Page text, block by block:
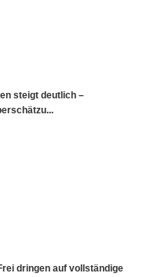
steigt deutlich –
dringen auf vollständige